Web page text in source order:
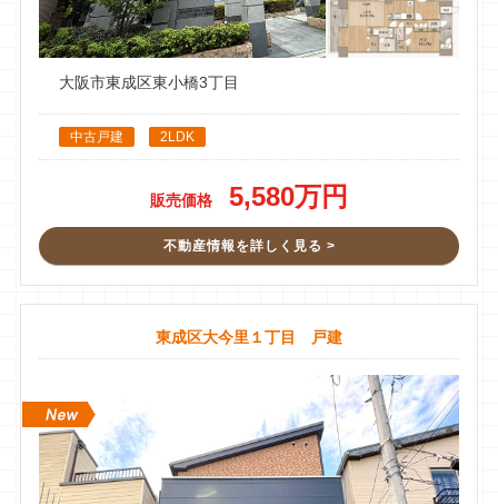
Haruka Sa
ローカルガイド ・ 128 件のクチコミ ・ 69 枚の写真
17 週間前
自宅マンションの売却仲介を依頼。
当初は大手不動産会社にお願いしましたが4ヶ月たっても反応
が芳しくなく困っていた所、早期売却が出来た知人からこちら
の藤田さんを紹介され当該物件をお願いしました。
売却資料作りも相談しながら進めることができてよかったで
す。
販売のキャッチコピーなども、こう言う表現にしたいと申し出
ても、出来ないという返答はなく、双方向のコミュニケーショ
ンがとても安心できました。
6 件のクチコミ ・ 0 枚の写真
28 週間前
今回、マンションの売却で藤田さんにお世話になりました。
落ち着いた雰囲気で、ゆっくり丁寧に説明してくださるのでと
大阪市東成区東小橋3丁目
中古戸建 2LDK
販売価格 5,580万円
不動産情報を詳しく見る >
東成区大今里１丁目 戸建